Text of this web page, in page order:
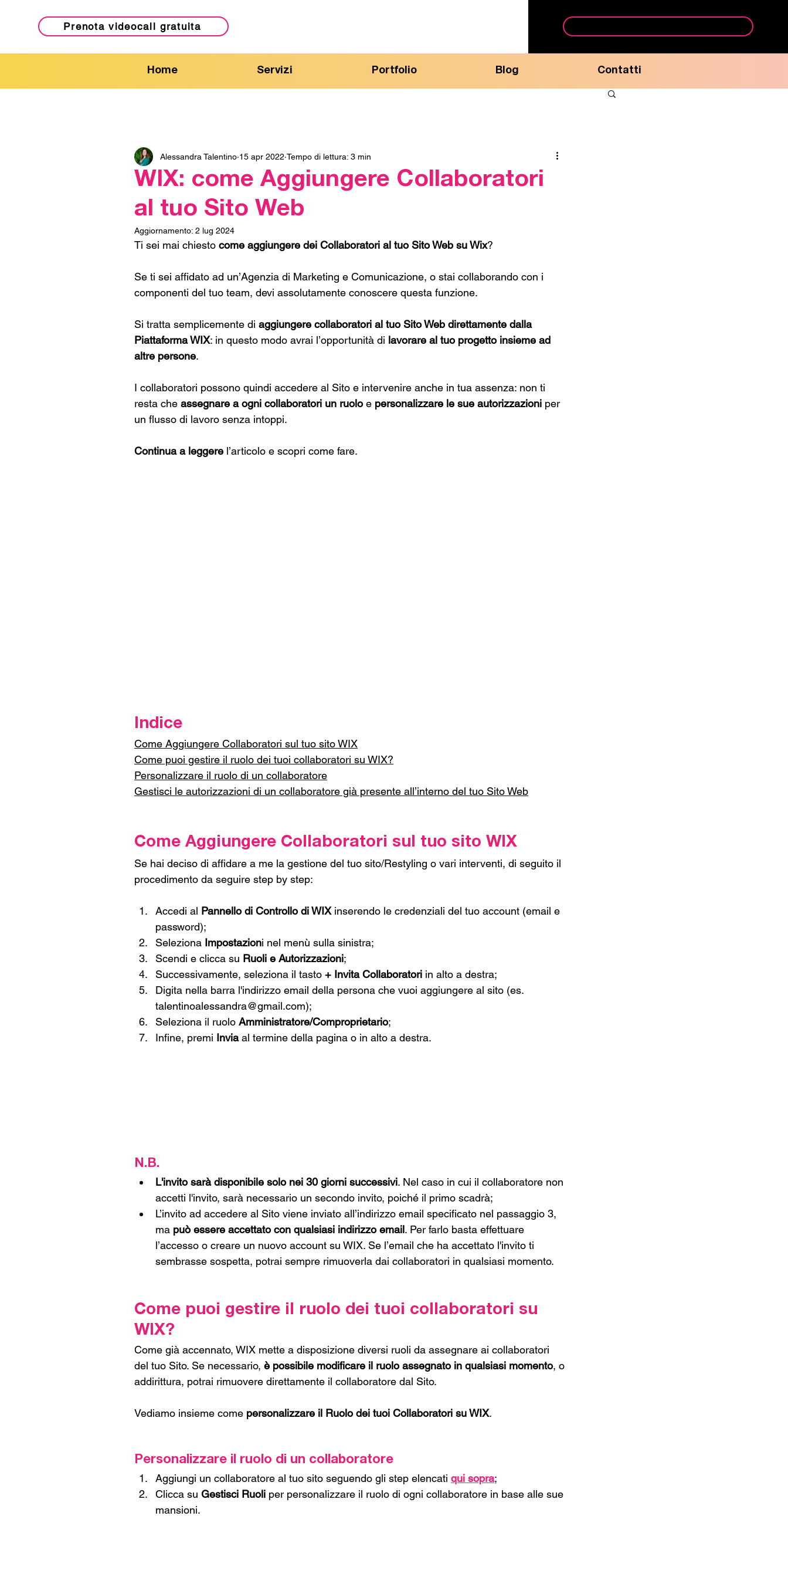
Prenota videocall gratuita
Home Servizi Portfolio Blog Contatti
WIX: come Aggiungere Collaboratori
al tuo Sito Web
Alessandra Talentino 15 apr 2022 Tempo di lettura: 3 min
Aggiornamento: 2 lug 2024
Ti sei mai chiesto come aggiungere dei Collaboratori al tuo Sito Web su Wix?
Se ti sei affidato ad un’Agenzia di Marketing e Comunicazione, o stai collaborando con i
componenti del tuo team, devi assolutamente conoscere questa funzione.
Si tratta semplicemente di aggiungere collaboratori al tuo Sito Web direttamente dalla
Piattaforma WIX: in questo modo avrai l’opportunità di lavorare al tuo progetto insieme ad
altre persone.
I collaboratori possono quindi accedere al Sito e intervenire anche in tua assenza: non ti
resta che assegnare a ogni collaboratori un ruolo e personalizzare le sue autorizzazioni per
un flusso di lavoro senza intoppi.
Continua a leggere l’articolo e scopri come fare.
Indice
Come Aggiungere Collaboratori sul tuo sito WIX
Come puoi gestire il ruolo dei tuoi collaboratori su WIX?
Personalizzare il ruolo di un collaboratore
Gestisci le autorizzazioni di un collaboratore già presente all’interno del tuo Sito Web
Come Aggiungere Collaboratori sul tuo sito WIX
Se hai deciso di affidare a me la gestione del tuo sito/Restyling o vari interventi, di seguito il
procedimento da seguire step by step:
Accedi al Pannello di Controllo di WIX inserendo le credenziali del tuo account (email e
password);
Seleziona Impostazioni nel menù sulla sinistra;
Scendi e clicca su Ruoli e Autorizzazioni;
Successivamente, seleziona il tasto + Invita Collaboratori in alto a destra;
Digita nella barra l'indirizzo email della persona che vuoi aggiungere al sito (es.
talentinoalessandra@gmail.com);
Seleziona il ruolo Amministratore/Comproprietario;
Infine, premi Invia al termine della pagina o in alto a destra.
N.B.
L'invito sarà disponibile solo nei 30 giorni successivi. Nel caso in cui il collaboratore non
accetti l'invito, sarà necessario un secondo invito, poiché il primo scadrà;
L’invito ad accedere al Sito viene inviato all’indirizzo email specificato nel passaggio 3,
ma può essere accettato con qualsiasi indirizzo email. Per farlo basta effettuare
l’accesso o creare un nuovo account su WIX. Se l’email che ha accettato l'invito ti
sembrasse sospetta, potrai sempre rimuoverla dai collaboratori in qualsiasi momento.
Come puoi gestire il ruolo dei tuoi collaboratori su
WIX?
Come già accennato, WIX mette a disposizione diversi ruoli da assegnare ai collaboratori
del tuo Sito. Se necessario, è possibile modificare il ruolo assegnato in qualsiasi momento, o
addirittura, potrai rimuovere direttamente il collaboratore dal Sito.
Vediamo insieme come personalizzare il Ruolo dei tuoi Collaboratori su WIX.
Personalizzare il ruolo di un collaboratore
Aggiungi un collaboratore al tuo sito seguendo gli step elencati qui sopra;
Clicca su Gestisci Ruoli per personalizzare il ruolo di ogni collaboratore in base alle sue
mansioni.